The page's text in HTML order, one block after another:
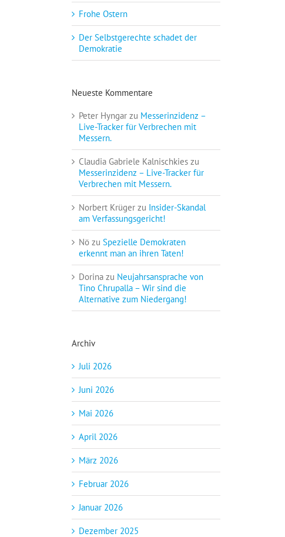
Frohe Ostern
Der Selbstgerechte schadet der
Demokratie
Neueste Kommentare
Peter Hyngar zu Messerinzidenz –
Live-Tracker für Verbrechen mit
Messern.
Claudia Gabriele Kalnischkies zu
Messerinzidenz – Live-Tracker für
Verbrechen mit Messern.
Norbert Krüger zu Insider-Skandal
am Verfassungsgericht!
Nö zu Spezielle Demokraten
erkennt man an ihren Taten!
Dorina zu Neujahrsansprache von
Tino Chrupalla – Wir sind die
Alternative zum Niedergang!
Archiv
Juli 2026
Juni 2026
Mai 2026
April 2026
März 2026
Februar 2026
Januar 2026
Dezember 2025